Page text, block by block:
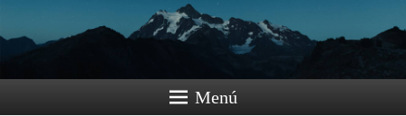
Menú